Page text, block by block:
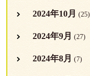
2024年10月 (25)
2024年9月 (27)
2024年8月 (7)